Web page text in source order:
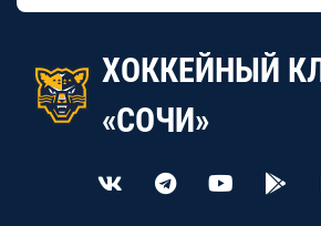
ХОККЕЙНЫЙ
«СОЧИ»